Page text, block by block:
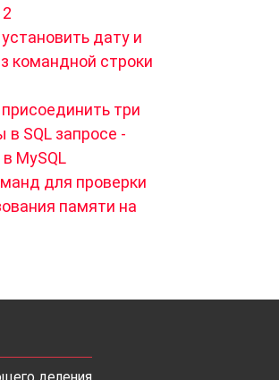
дату и
командной строки
три
в SQL запросе -
MySQL
для проверки
памяти на